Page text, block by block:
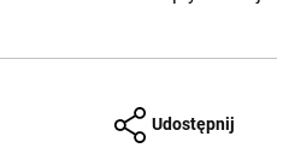
Udostępnij